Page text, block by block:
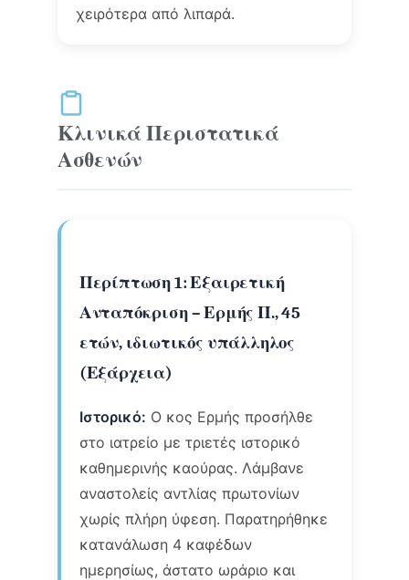
χειρότερα από λιπαρά.
Κλινικά Περιστατικά
Ασθενών
Περίπτωση 1: Εξαιρετική
Ανταπόκριση – Ερμής Π., 45
ετών, ιδιωτικός υπάλληλος
(Εξάρχεια)
Ιστορικό: Ο κος Ερμής προσήλθε
στο ιατρείο με τριετές ιστορικό
καθημερινής καούρας. Λάμβανε
αναστολείς αντλίας πρωτονίων
χωρίς πλήρη ύφεση. Παρατηρήθηκε
κατανάλωση 4 καφέδων
ημερησίως, άστατο ωράριο και